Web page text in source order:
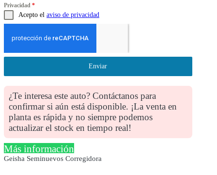
Privacidad *
Acepto el aviso de privacidad
Enviar
¿Te interesa este auto? Contáctanos para
confirmar si aún está disponible. ¡La venta en
planta es rápida y no siempre podemos
actualizar el stock en tiempo real!
Más información
Geisha Seminuevos Corregidora